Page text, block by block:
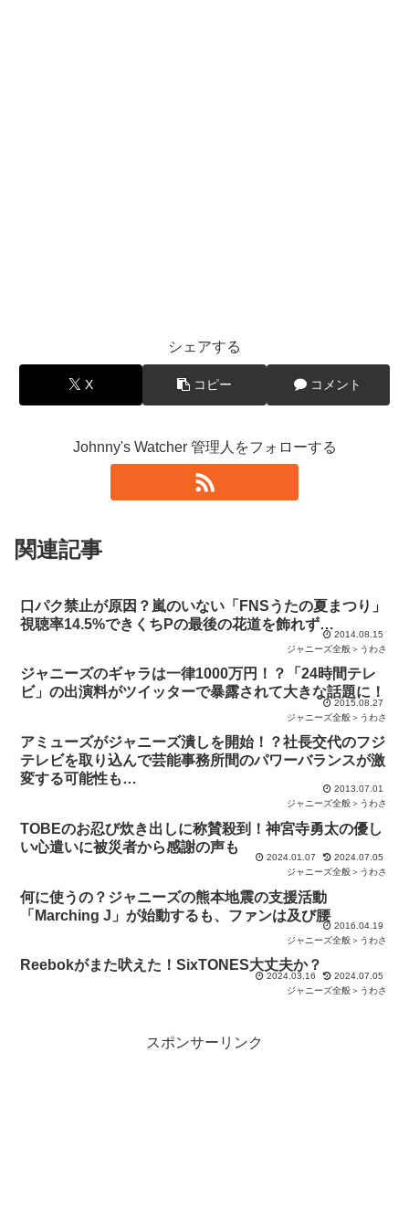
シェアする
X コピー コメント
Johnny's Watcher 管理人をフォローする
関連記事
口パク禁止が原因？嵐のいない「FNSうたの夏まつり」
視聴率14.5%できくちPの最後の花道を飾れず…
2014.08.15
ジャニーズ全般＞うわさ
ジャニーズのギャラは一律1000万円！？「24時間テレ
ビ」の出演料がツイッターで暴露されて大きな話題に！
2015.08.27
ジャニーズ全般＞うわさ
アミューズがジャニーズ潰しを開始！？社長交代のフジ
テレビを取り込んで芸能事務所間のパワーバランスが激
変する可能性も…
2013.07.01
ジャニーズ全般＞うわさ
TOBEのお忍び炊き出しに称賛殺到！神宮寺勇太の優し
い心遣いに被災者から感謝の声も
2024.01.07
2024.07.05
ジャニーズ全般＞うわさ
何に使うの？ジャニーズの熊本地震の支援活動
「Marching J」が始動するも、ファンは及び腰
2016.04.19
ジャニーズ全般＞うわさ
Reebokがまた吠えた！SixTONES大丈夫か？
2024.03.16
2024.07.05
ジャニーズ全般＞うわさ
スポンサーリンク